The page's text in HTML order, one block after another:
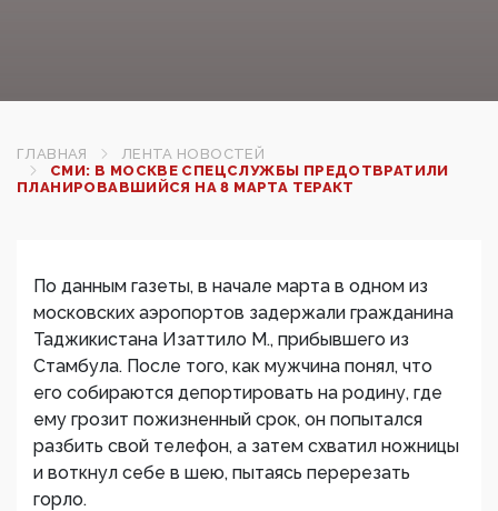
ГЛАВНАЯ
ЛЕНТА НОВОСТЕЙ
СМИ: В МОСКВЕ СПЕЦСЛУЖБЫ ПРЕДОТВРАТИЛИ
ПЛАНИРОВАВШИЙСЯ НА 8 МАРТА ТЕРАКТ
По данным газеты, в начале марта в одном из
московских аэропортов задержали гражданина
Таджикистана Изаттило М., прибывшего из
Стамбула. После того, как мужчина понял, что
его собираются депортировать на родину, где
ему грозит пожизненный срок, он попытался
разбить свой телефон, а затем схватил ножницы
и воткнул себе в шею, пытаясь перерезать
горло.